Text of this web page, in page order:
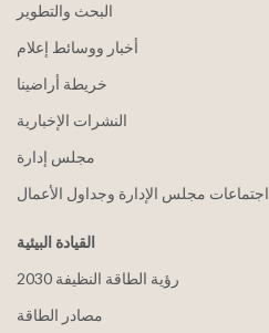
البحث والتطوير
أخبار ووسائط إعلام
خريطة أراضينا
النشرات الإخبارية
مجلس إدارة
اجتماعات مجلس الإدارة وجداول الأعمال
القيادة البيئية
2030 رؤية الطاقة النظيفة
مصادر الطاقة